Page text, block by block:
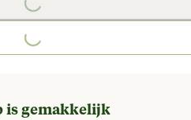
Loading...
Loading...
is gemakkelijk